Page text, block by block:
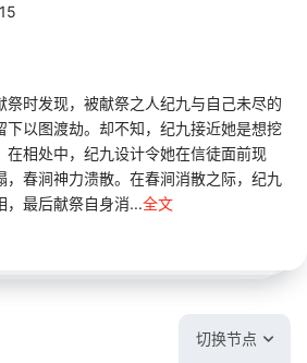
祭时发现，被献祭之人纪九与自己未尽的
下以图渡劫。却不知，纪九接近她是想挖
在相处中，纪九设计令她在信徒面前现
，春涧神力溃散。在春涧消散之际，纪九
，最后献祭自身消...全文
切换节点